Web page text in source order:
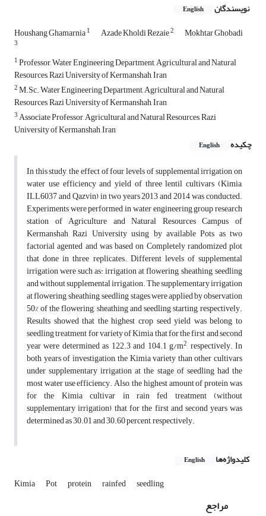
نویسندگان English
Houshang Ghamarnia1 Azade Kholdi Rezaie2 Mokhtar Ghobadi
3
1Professor, Water Engineering Department, Agricultural and Natural
Resources, Razi University of Kermanshah, Iran
2M.Sc. Water Engineering Department, Agricultural and Natural
Resources, Razi University of Kermanshah, Iran
3Associate Professor, Agricultural and Natural Resources, Razi
University of Kermanshah, Iran
چکیده
English
In this study, the effect of four levels of supplemental irrigation on
water use efficiency and yield of three lentil cultivars (Kimia,
ILL6037 and Qazvin) in two years 2013 and 2014 was conducted.
Experiments were performed in water engineering group research
station of Agriculture and Natural Resources Campus of
Kermanshah Razi University using by available Pots as two
factorial agented and was based on Completely randomized plot
that done in three replicates. Different levels of supplemental
irrigation were such as: irrigation at flowering, sheathing, seedling
and without supplemental irrigation. The supplementary irrigation
at flowering, sheathing, seedling stages were applied by observation
50% of the flowering, sheathing and seedling starting, respectively.
Results showed that the highest crop seed yield was belong to
seedling treatment for variety of Kimia that for the first and second
year were determined as 122.3 and 104.1 g/m2, respectively. In
both years of investigation, the Kimia variety than other cultivars
under supplementary irrigation at the stage of seedling had the
most water use efficiency. Also, the highest amount of protein was
for the Kimia cultivar in rain fed treatment (without
supplementary irrigation), that for the first and second years was
determined as 30.01 and 30.60 percent, respectively.
کلیدواژه‌ها English
Kimia Pot protein rainfed seedling
مراجع